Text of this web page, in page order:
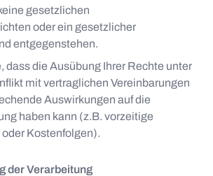
gesetzlichen
oder ein gesetzlicher
entgegenstehen.
dass die Ausübung Ihrer Rechte unter
mit vertraglichen Vereinbarungen
Auswirkungen auf die
haben kann (z.B. vorzeitige
Kostenfolgen).
der Verarbeitung